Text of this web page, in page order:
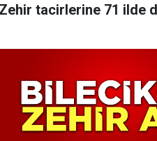
Zehir tacirlerine 71 ilde